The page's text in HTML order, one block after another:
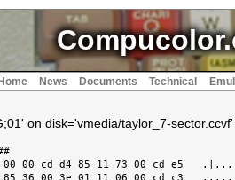
Home News Documents Technical
on disk='vmedia/taylor_7-sector.ccvf'
da c4 4a   D.:JN..JM..CN..J
### Disk Sector 158 ###
00: da ca 43 da cc 43 41 4c cc cd 4a 4e c3 d2 43 4e   ..C..CAL..JN..CN
10: c3 d4 4a c3 da 43 c3 dc 4a 50 cf e2 43 50 cf e4   ..J..C..JP..CP..
20: 4a 50 c5 ea 43 50 c5 ec 4a d0 f2 43 d0 f4 4a cd   JP..CP..J..C..J.
30: fa 43 cd fc 00 4c 58 c9 01 00 00 c2 00 c3 01 c4   .C...LX.........
40: 02 c5 03 c8 04 cc 05 cd 06 c1 07 00 c2 00 c4 10   ................
50: c8 20 53 d0 30 00 c8 20 50 53 d7 30 c2 00 c4 10   . S.0.. PS.0....
60: 00 45 51 d5 02 53 45 d4 03 00 44 c2 00 44 d7 01   .EQ..SE...D..D..
70: 44